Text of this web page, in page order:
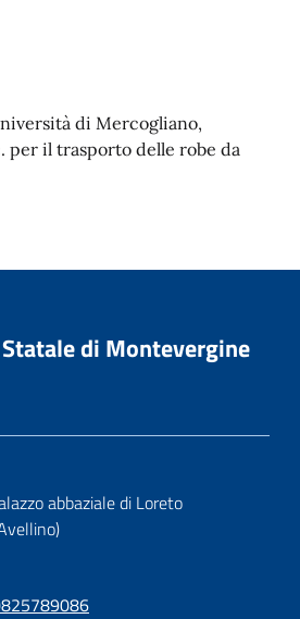
di Mercogliano,
per il trasporto delle robe da
di Montevergine
abbaziale di Loreto